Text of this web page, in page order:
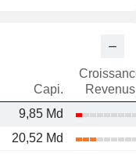
Capi.
Revenus
9,85 Md
20,52 Md